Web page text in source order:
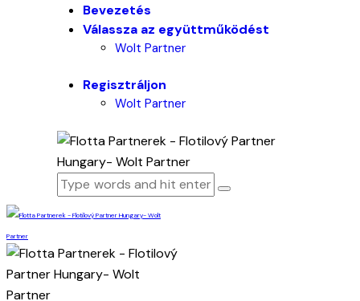
Bevezetés
Válassza az együttműködést
Wolt Partner
Regisztráljon
Wolt Partner